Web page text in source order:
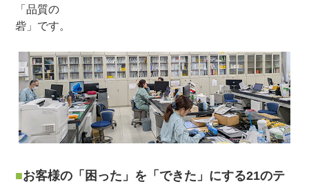
「品質の
砦」です。
お客様の「困った」を「できた」にする21のテ